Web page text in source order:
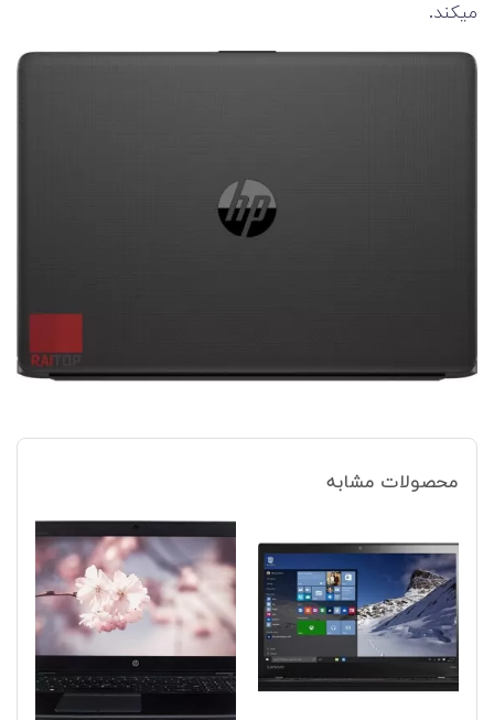
میکند.
محصولات مشابه